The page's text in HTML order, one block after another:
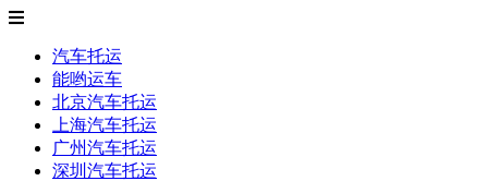
汽车托运
能哟运车
北京汽车托运
上海汽车托运
广州汽车托运
深圳汽车托运